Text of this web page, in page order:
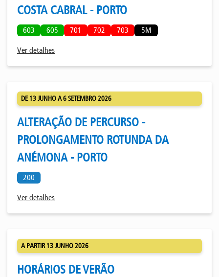
COSTA CABRAL - PORTO
603 605 701 702 703 5M
Ver detalhes
DE 13 JUNHO A 6 SETEMBRO 2026
ALTERAÇÃO DE PERCURSO -
PROLONGAMENTO ROTUNDA DA
ANÉMONA - PORTO
200
Ver detalhes
A PARTIR 13 JUNHO 2026
HORÁRIOS DE VERÃO